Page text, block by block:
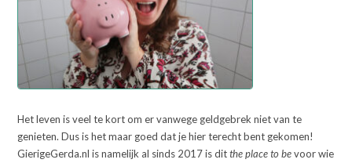
Het leven is veel te kort om er vanwege geldgebrek niet van te
genieten. Dus is het maar goed dat je hier terecht bent gekomen!
GierigeGerda.nl is namelijk al sinds 2017 is ditthe place to bevoor wie